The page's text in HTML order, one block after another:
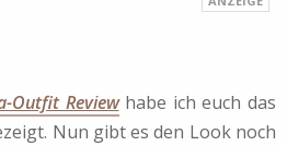
Outfit Reviewhabe ich euch das
Nun gibt es den Look noch